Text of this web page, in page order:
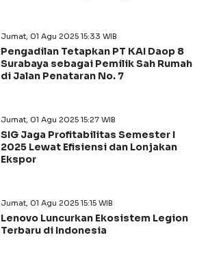
Jumat, 01 Agu 2025 15:33 WIB
Pengadilan Tetapkan PT KAI Daop 8
Surabaya sebagai Pemilik Sah Rumah
di Jalan Penataran No. 7
Jumat, 01 Agu 2025 15:27 WIB
SIG Jaga Profitabilitas Semester I
2025 Lewat Efisiensi dan Lonjakan
Ekspor
Jumat, 01 Agu 2025 15:15 WIB
Lenovo Luncurkan Ekosistem Legion
Terbaru di Indonesia